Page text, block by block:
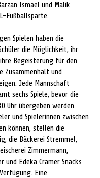
Ismael und Malik
Fußballsparte.
Spielen haben die
die Möglichkeit, ihr
Begeisterung für den
Zusammenhalt und
Jede Mannschaft
sechs Spiele, bevor die
Uhr übergeben werden.
und Spielerinnen zwischen
können, stellen die
die Bäckerei Stremmel,
Zimmermann,
und Edeka Cramer Snacks
Eine